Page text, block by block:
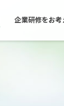
企業研修をお